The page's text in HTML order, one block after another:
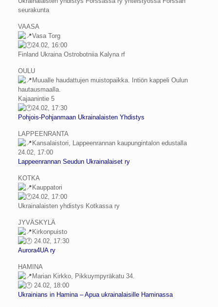
seurakunta
VAASA
Vasa Torg
24.02, 16:00
Finland Ukraina Ostrobotniia Kalyna rf
OULU
Muualle haudattujen muistopaikka. Intiön kappeli Oulun
hautausmaalla.
Kajaanintie 5
24.02, 17:30
Pohjois-Pohjanmaan Ukrainalaisten Yhdistys
LAPPEENRANTA
Kansalaistori, Lappeenrannan kaupungintalon edustalla
24.02, 17:00
Lappeenrannan Seudun Ukrainalaiset ry
KOTKA
Kauppatori
24.02, 17:00
Ukrainalaisten yhdistys Kotkassa ry
JYVÄSKYLÄ
Kirkonpuisto
24.02, 17:30
Aurora4UA ry
HAMINA
Marian Kirkko, Pikkuympyräkatu 34.
24.02, 18:00
Ukrainians in Hamina – Apua ukrainalaisille Haminassa